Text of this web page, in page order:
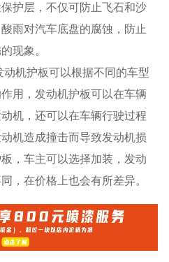
护层，不仅可防止飞石和沙
雨对汽车底盘的腐蚀，防止
现象。
动机护板可以根据不同的车型
用，发动机护板可以在车辆
机，还可以在车辆行驶过程
机造成撞击而导致发动机损
，车主可以选择加装，发动
，在价格上也会有所差异。